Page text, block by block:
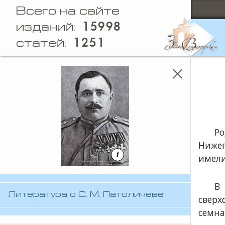
Всего на сайте
изданий: 15998
статей: 1251
i
Литература о С. М. Патоличеве
В